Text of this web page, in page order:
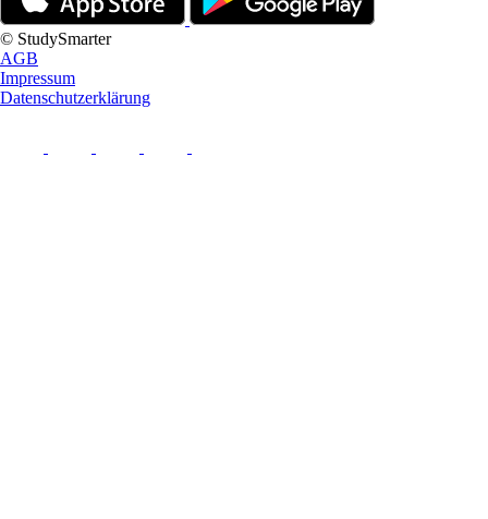
© StudySmarter
AGB
Impressum
Datenschutzerklärung